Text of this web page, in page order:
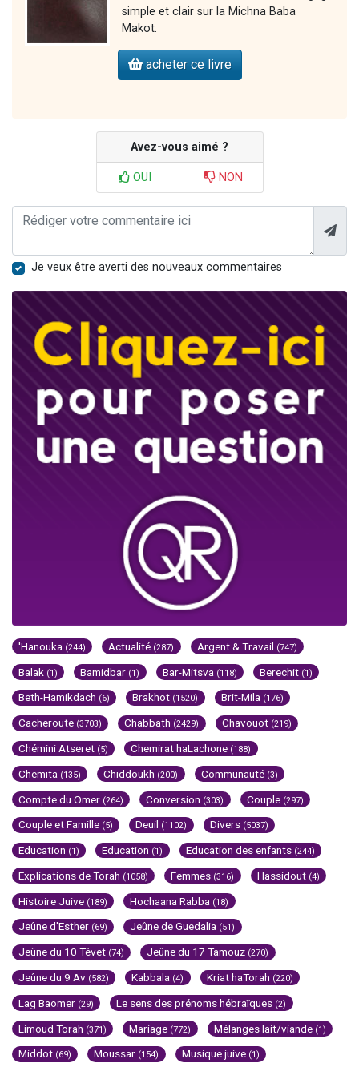
simple et clair sur la Michna Baba
Makot.
acheter ce livre
Avez-vous aimé ?
OUI NON
Je veux être averti des nouveaux commentaires
'Hanouka (244) Actualité (287) Argent & Travail (747)
Balak (1) Bamidbar (1) Bar-Mitsva (118) Berechit (1)
Beth-Hamikdach (6) Brakhot (1520) Brit-Mila (176)
Cacheroute (3703) Chabbath (2429) Chavouot (219)
Chémini Atseret (5) Chemirat haLachone (188)
Chemita (135) Chiddoukh (200) Communauté (3)
Compte du Omer (264) Conversion (303) Couple (297)
Couple et Famille (5) Deuil (1102) Divers (5037)
Education (1) Education (1) Education des enfants (244)
Explications de Torah (1058) Femmes (316) Hassidout (4)
Histoire Juive (189) Hochaana Rabba (18)
Jeûne d'Esther (69) Jeûne de Guedalia (51)
Jeûne du 10 Tévet (74) Jeûne du 17 Tamouz (270)
Jeûne du 9 Av (582) Kabbala (4) Kriat haTorah (220)
Lag Baomer (29) Le sens des prénoms hébraïques (2)
Limoud Torah (371) Mariage (772) Mélanges lait/viande (1)
Middot (69) Moussar (154) Musique juive (1)